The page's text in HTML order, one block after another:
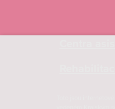
Centra
Toto jsou
vedeném